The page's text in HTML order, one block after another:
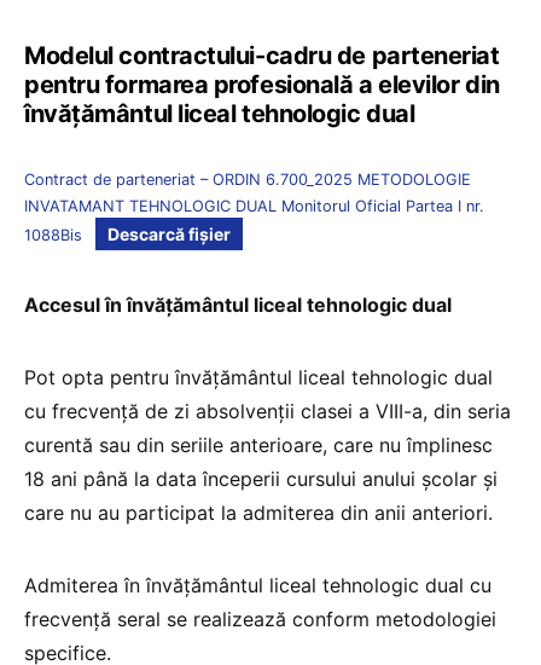
Modelul contractului-cadru de parteneriat
pentru formarea profesională a elevilor din
învățământul liceal tehnologic dual
Contract de parteneriat – ORDIN 6.700_2025 METODOLOGIE
INVATAMANT TEHNOLOGIC DUAL Monitorul Oficial Partea I nr.
1088Bis
Descarcă fișier
Accesul în învățământul liceal tehnologic dual
Pot opta pentru învățământul liceal tehnologic dual
cu frecvență de zi absolvenții clasei a VIII-a, din seria
curentă sau din seriile anterioare, care nu împlinesc
18 ani până la data începerii cursului anului școlar și
care nu au participat la admiterea din anii anteriori.
Admiterea în învățământul liceal tehnologic dual cu
frecvență seral se realizează conform metodologiei
specifice.